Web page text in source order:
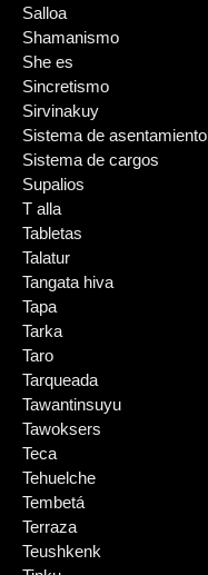
Salloa
Shamanismo
She es
Sincretismo
Sirvinakuy
Sistema de asentamiento
Sistema de cargos
Supalios
T alla
Tabletas
Talatur
Tangata hiva
Tapa
Tarka
Taro
Tarqueada
Tawantinsuyu
Tawoksers
Teca
Tehuelche
Tembetá
Terraza
Teushkenk